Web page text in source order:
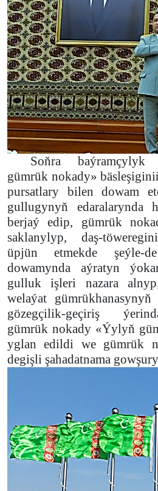
Soňra
gümrük nokady»
pursatlary bilen dowam
gullugynyň edaralarynda
berjaý edip, gümrük
saklanylyp, daş-
üpjün etmekde şeýle-
dowamynda aýratyn
gulluk işleri nazara
welaýat
gözegçilik-geçiriş
gümrük nokady «Ýylyň
yglan edildi we gümrük
degişli şahadatnama